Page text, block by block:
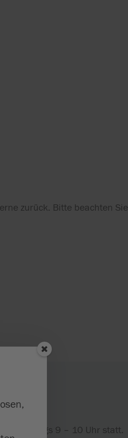
zurück. Bitte beachten Sie
9 – 10 Uhr statt.